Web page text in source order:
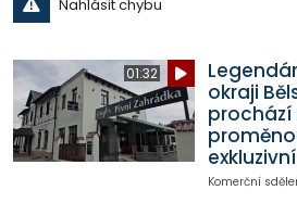
Nahlásit chybu
01:32
okraji
Komerční